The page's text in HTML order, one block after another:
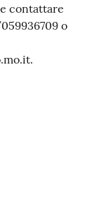
contattare
o